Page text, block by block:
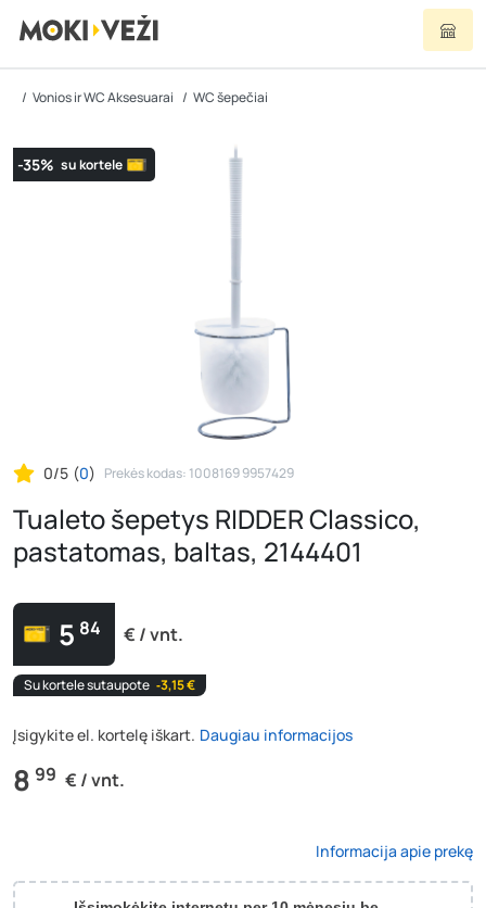
Vonios ir WC Aksesuarai WC šepečiai
-35% su kortele
0/5 (0) Prekės kodas: 1008169 9957429
Tualeto šepetys RIDDER Classico,
pastatomas, baltas, 2144401
5 84 € / vnt.
Su kortele sutaupote ‐3,15 €
Įsigykite el. kortelę iškart. Daugiau informacijos
8 99 € / vnt.
Informacija apie prekę